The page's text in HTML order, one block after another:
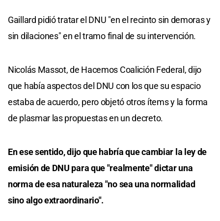
Gaillard pidió tratar el DNU "en el recinto sin demoras y
sin dilaciones" en el tramo final de su intervención.
Nicolás Massot, de Hacemos Coalición Federal, dijo
que había aspectos del DNU con los que su espacio
estaba de acuerdo, pero objetó otros ítems y la forma
de plasmar las propuestas en un decreto.
En ese sentido, dijo que habría que cambiar la ley de
emisión de DNU para que "realmente" dictar una
norma de esa naturaleza "no sea una normalidad
sino algo extraordinario".